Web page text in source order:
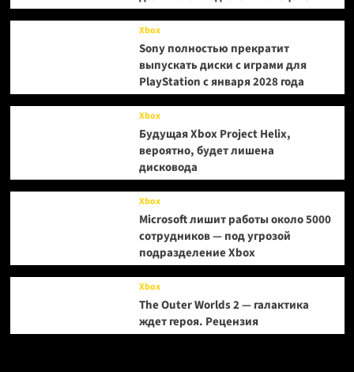
Xbox
Sony полностью прекратит
выпускать диски с играми для
PlayStation с января 2028 года
Xbox
Будущая Xbox Project Helix,
вероятно, будет лишена
дисковода
Xbox
Microsoft лишит работы около 5000
сотрудников — под угрозой
подразделение Xbox
Xbox
The Outer Worlds 2 — галактика
ждет героя. Рецензия